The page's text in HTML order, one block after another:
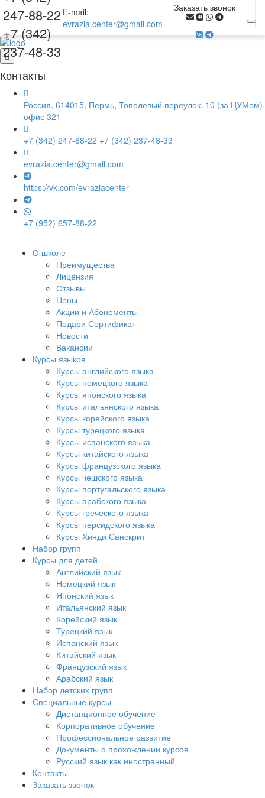
247-88-22
+7 (342)
237-48-33
E-mail:
evrazia.center@gmail.com
Заказать звонок
Контакты
Россия, 614015, Пермь, Тополевый переулок, 10 (за ЦУМом),
офис 321
+7 (342) 247-88-22 +7 (342) 237-48-33
evrazia.center@gmail.com
https://vk.com/evraziacenter
+7 (952) 657-88-22
О школе
Преимущества
Лицензия
Отзывы
Цены
Акции и Абонементы
Подари Сертификат
Новости
Вакансии
Курсы языков
Курсы английского языка
Курсы немецкого языка
Курсы японского языка
Курсы итальянского языка
Курсы корейского языка
Курсы турецкого языка
Курсы испанского языка
Курсы китайского языка
Курсы французского языка
Курсы чешского языка
Курсы португальского языка
Курсы арабского языка
Курсы греческого языка
Курсы персидского языка
Курсы Хинди Санскрит
Набор групп
Курсы для детей
Английский язык
Немецкий язык
Японский язык
Итальянский язык
Корейский язык
Турецкий язык
Испанский язык
Китайский язык
Французский язык
Арабский язык
Набор детских групп
Специальные курсы
Дистанционное обучение
Корпоративное обучение
Профессиональное развитие
Документы о прохождении курсов
Русский язык как иностранный
Контакты
Заказать звонок